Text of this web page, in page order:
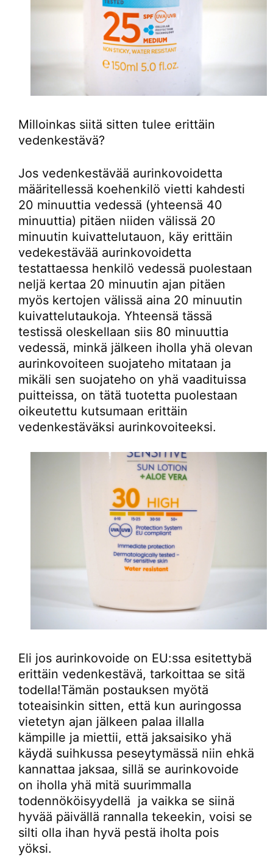
Milloinkas siitä sitten tulee erittäin
vedenkestävä?
Jos vedenkestävää aurinkovoidetta
määritellessä koehenkilö vietti kahdesti
20 minuuttia vedessä (yhteensä 40
minuuttia) pitäen niiden välissä 20
minuutin kuivattelutauon, käy erittäin
vedekestävää aurinkovoidetta
testattaessa henkilö vedessä puolestaan
neljä kertaa 20 minuutin ajan pitäen
myös kertojen välissä aina 20 minuutin
kuivattelutaukoja. Yhteensä tässä
testissä oleskellaan siis 80 minuuttia
vedessä, minkä jälkeen iholla yhä olevan
aurinkovoiteen suojateho mitataan ja
mikäli sen suojateho on yhä vaadituissa
puitteissa, on tätä tuotetta puolestaan
oikeutettu kutsumaan erittäin
vedenkestäväksi aurinkovoiteeksi.
Eli jos aurinkovoide on EU:ssa esitettybä
erittäin vedenkestävä, tarkoittaa se sitä
todella!Tämän postauksen myötä
toteaisinkin sitten, että kun auringossa
vietetyn ajan jälkeen palaa illalla
kämpille ja miettii, että jaksaisiko yhä
käydä suihkussa peseytymässä niin ehkä
kannattaa jaksaa, sillä se aurinkovoide
on iholla yhä mitä suurimmalla
todennököisyydellä ja vaikka se siinä
hyvää päivällä rannalla tekeekin, voisi se
silti olla ihan hyvä pestä iholta pois
yöksi.